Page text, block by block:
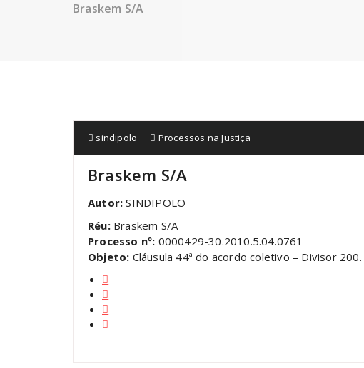
Braskem S/A
sindipolo Processos na Justiça
Braskem S/A
Autor: SINDIPOLO
Réu:Braskem S/A
Processo nº: 0000429-30.2010.5.04.0761
Objeto: Cláusula 44ª do acordo coletivo – Divisor 200.